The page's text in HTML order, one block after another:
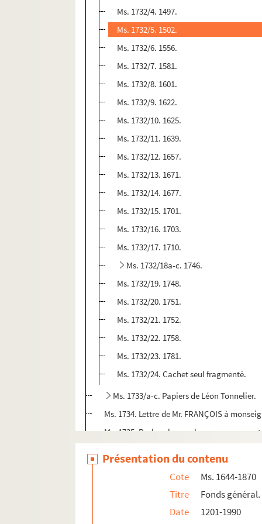
Ms. 1732/4. 1497.
Ms. 1732/5. 1502.
Ms. 1732/6. 1556.
Ms. 1732/7. 1581.
Ms. 1732/8. 1601.
Ms. 1732/9. 1622.
Ms. 1732/10. 1625.
Ms. 1732/11. 1639.
Ms. 1732/12. 1657.
Ms. 1732/13. 1671.
Ms. 1732/14. 1677.
Ms. 1732/15. 1701.
Ms. 1732/16. 1703.
Ms. 1732/17. 1710.
Ms. 1732/18a-c. 1746.
Ms. 1732/19. 1748.
Ms. 1732/20. 1751.
Ms. 1732/21. 1752.
Ms. 1732/22. 1758.
Ms. 1732/23. 1781.
Ms. 1732/24. Cachet seul fragmenté.
Ms. 1733/a-c. Papiers de Léon Tonnelier.
Ms. 1734. Lettre de Mr. FRANÇOIS à
Ms. 1735. Recherches sur le
Présentation du contenu
Cote
Ms. 1644-1870
Titre
Fonds général.
Date
1201-1990